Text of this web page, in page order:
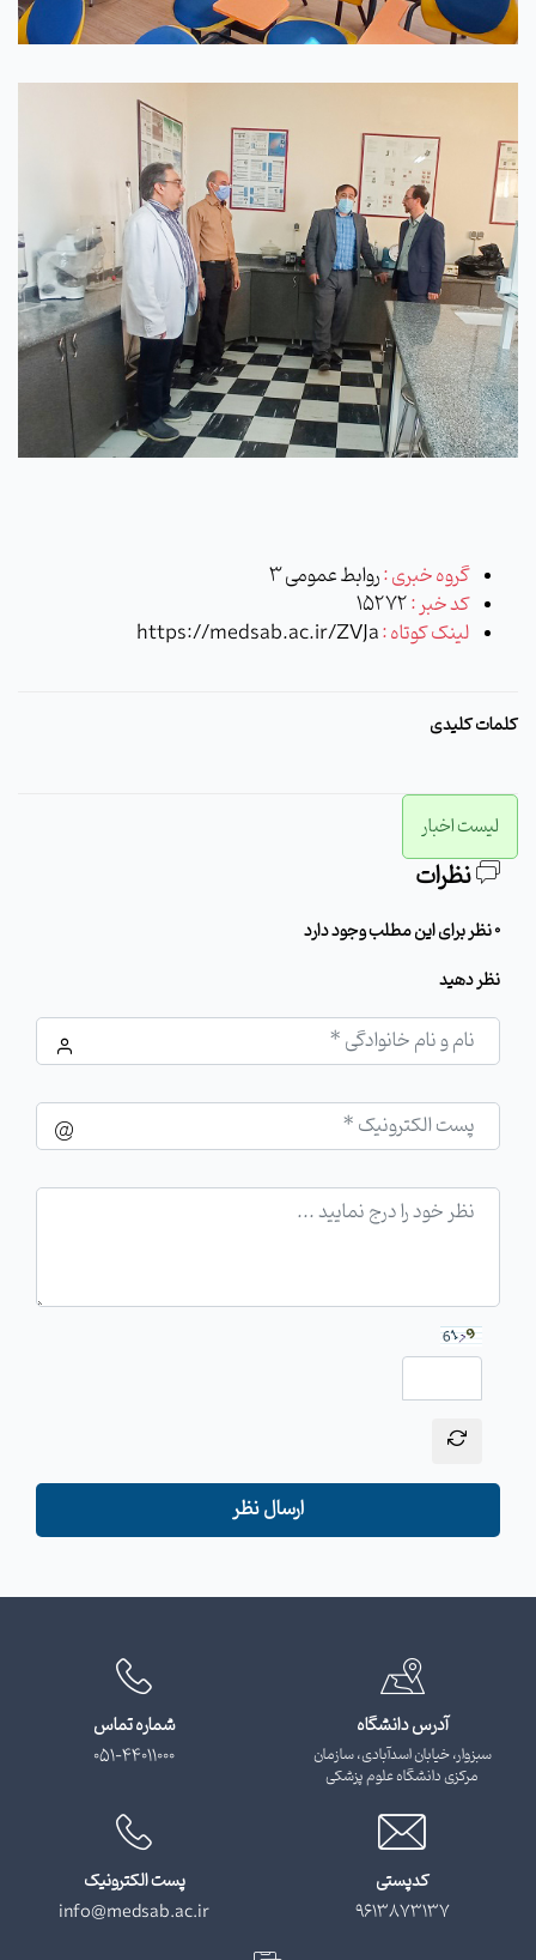
گروه خبری :روابط عمومی 3
کد خبر :15272
لینک کوتاه :https://medsab.ac.ir/ZVJa
کلمات کلیدی
لیست اخبار
نظرات
0 نظر برای این مطلب وجود دارد
نظر دهید
ارسال نظر
آدرس دانشگاه
سبزوار، خیابان اسدآبادی، سازمان
مرکزی دانشگاه علوم پزشکی
شماره تماس
051-44011000
کدپستی
9613873137
پست الکترونیک
info@medsab.ac.ir